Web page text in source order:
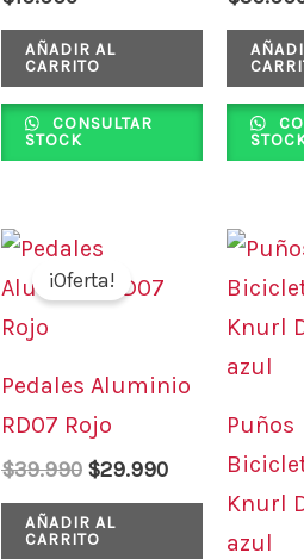
AÑADIR AL
CARRITO
CONSULTAR
STOCK
¡Oferta!
Pedales Aluminio
RD07 Rojo
$39.990
El
precio
original
$29.990
AÑADIR AL
CARRITO
Puños
Knurl
azul